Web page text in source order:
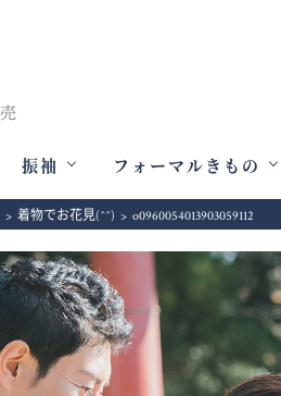
振袖 フォーマルきもの
> 着物でお花見(^^) > o0960054013903059112